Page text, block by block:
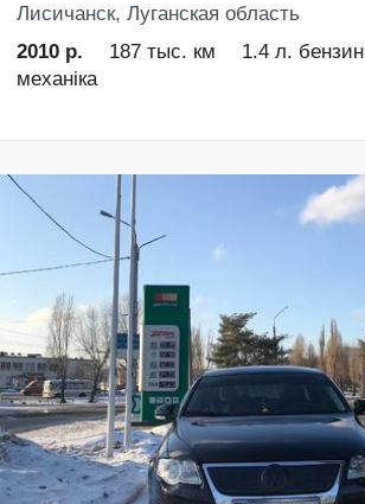
Лисичанск, Луганская область
2010 р.
187 тыс. км 1.4 л. бензин
механіка